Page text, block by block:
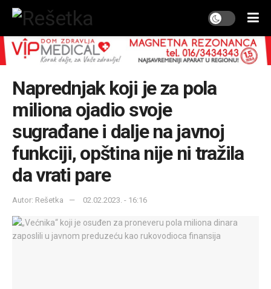
Naprednjak koji je za pola
miliona ojadio svoje
sugrađane i dalje na javnoj
funkciji, opština nije ni tražila
da vrati pare
Autor: Rešetka 02.02.2023. - 16:16